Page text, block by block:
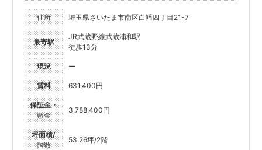
住所 埼玉県さいたま市南区白幡四丁目21-7
最寄駅
JR武蔵野線武蔵浦和駅
徒歩13分
現況 ー
賃料 631,400円
保証金・
敷金
3,788,400円
坪面積/
階数
53.26坪/2階